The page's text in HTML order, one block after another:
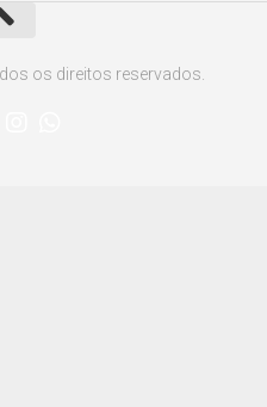
os direitos reservados.